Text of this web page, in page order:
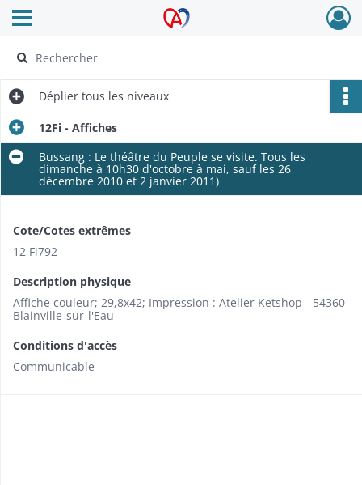
Archives Alsace - Colmar
Ouvrir le menu déroulant
Déplier tous les niveaux
12Fi - Affiches
Bussang : Le théâtre du Peuple se visite. Tous les
dimanche à 10h30 d'octobre à mai, sauf les 26
décembre 2010 et 2 janvier 2011)
Cote/Cotes extrêmes
12 Fi792
Description physique
Affiche couleur; 29,8x42; Impression : Atelier Ketshop - 54360
Blainville-sur-l'Eau
Conditions d'accès
Communicable